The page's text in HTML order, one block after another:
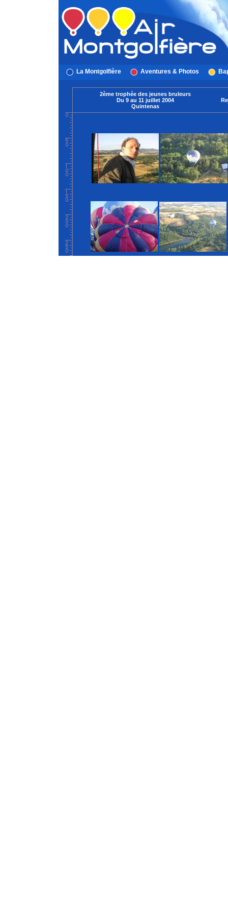
La Montgolfière Aventures & Photos
2ème trophée des jeunes bruleurs
Du 9 au 11 juillet 2004
Quintenas